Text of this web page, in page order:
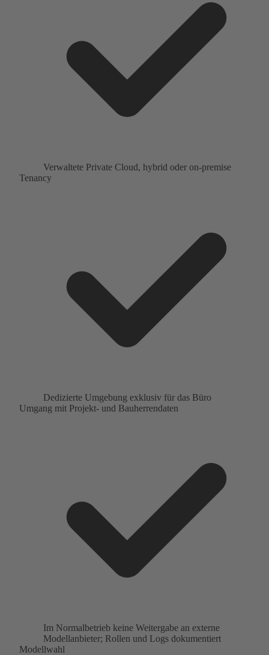
Verwaltete Private Cloud, hybrid oder on-premise
Tenancy
Dedizierte Umgebung exklusiv für das Büro
Umgang mit Projekt- und Bauherrendaten
Im Normalbetrieb keine Weitergabe an externe
Modellanbieter; Rollen und Logs dokumentiert
Modellwahl